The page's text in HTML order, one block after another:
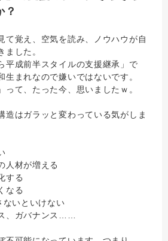
？
覚え、空気を読み、ノウハウが自
ました。
平成前半スタイルの支援継承」で
生まれなので嫌いではないです。
って、たった今、思いましたｗ。
はガラッと変わっている気がしま
人材が増える
する
なる
いといけない
、ガバナンス……